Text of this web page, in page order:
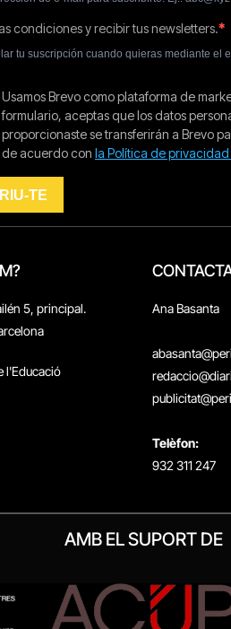
5, principal.
l'Educació
Ana Basanta
Telèfon:
932 311 247
AMB EL SUPORT DE